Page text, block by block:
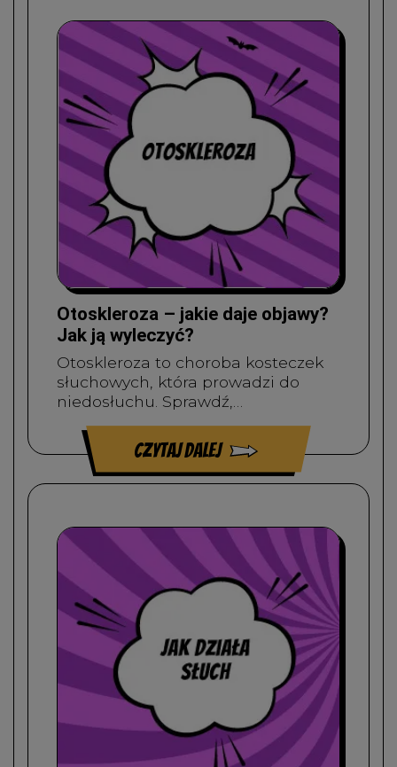
Otoskleroza – jakie daje objawy?
Jak ją wyleczyć?
Otoskleroza to choroba kosteczek
słuchowych, która prowadzi do
niedosłuchu. Sprawdź,…
czytaj dalej